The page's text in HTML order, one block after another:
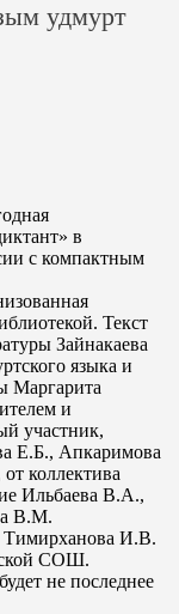
удмурт
в
с компактным
Текст
Зайнакаева
языка и
Маргарита
и
участник,
Е.Б., Апкаримова
коллектива
Ильбаева В.А.,
В.М.
Тимирханова И.В.
СОШ.
не последнее